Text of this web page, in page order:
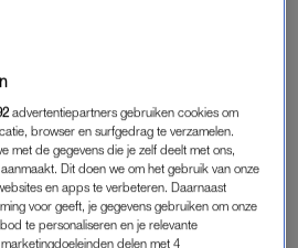
Dig It. Van het graven van deze
genoeg.
advertentiepartners gebruiken cookies om
browser en surfgedrag te verzamelen.
met de gegevens die je zelf deelt met ons,
Dit doen we om het gebruik van onze
en apps te verbeteren. Daarnaast
voor geeft, je gegevens gebruiken om onze
te personaliseren en je relevante
delen met 4